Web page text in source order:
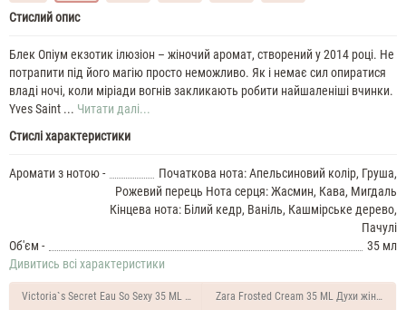
Yves
Laurent
Black
Opium
Exotic
Духи
масляні
Laurent
Black
Opium
Стислий опис
Блек Опіум екзотик ілюзіон – жіночий аромат, створений у 2014 році. Не
потрапити під його магію просто неможливо. Як і немає сил опиратися
владі ночі, коли міріади вогнів закликають робити найшаленіші вчинки.
Yves Saint ... Читати далі...
Стислі характеристики
Аромати з нотою -
Початкова нота: Апельсиновий колір, Груша,
Рожевий перець Нота серця: Жасмин, Кава, Мигдаль
Кінцева нота: Білий кедр, Ваніль, Кашмірське дерево,
Пачулі
Об'єм -
35 мл
Дивитись всі характеристики
Victoria`s Secret Eau So Sexy 35 ML Духи жіночіZara Frosted Cream 35 ML Духи жіночі